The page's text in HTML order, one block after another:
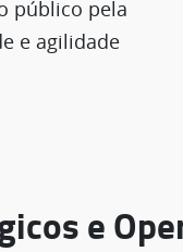
público pela
e agilidade
e